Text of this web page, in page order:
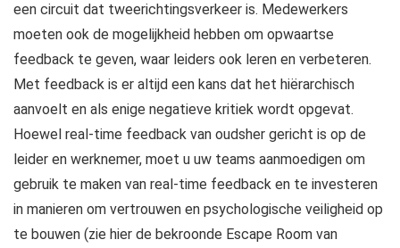
een circuit dat tweerichtingsverkeer is. Medewerkers
moeten ook de mogelijkheid hebben om opwaartse
feedback te geven, waar leiders ook leren en verbeteren.
Met feedback is er altijd een kans dat het hiërarchisch
aanvoelt en als enige negatieve kritiek wordt opgevat.
Hoewel real-time feedback van oudsher gericht is op de
leider en werknemer, moet u uw teams aanmoedigen om
gebruik te maken van real-time feedback en te investeren
in manieren om vertrouwen en psychologische veiligheid op
te bouwen (zie hier de bekroonde Escape Room van